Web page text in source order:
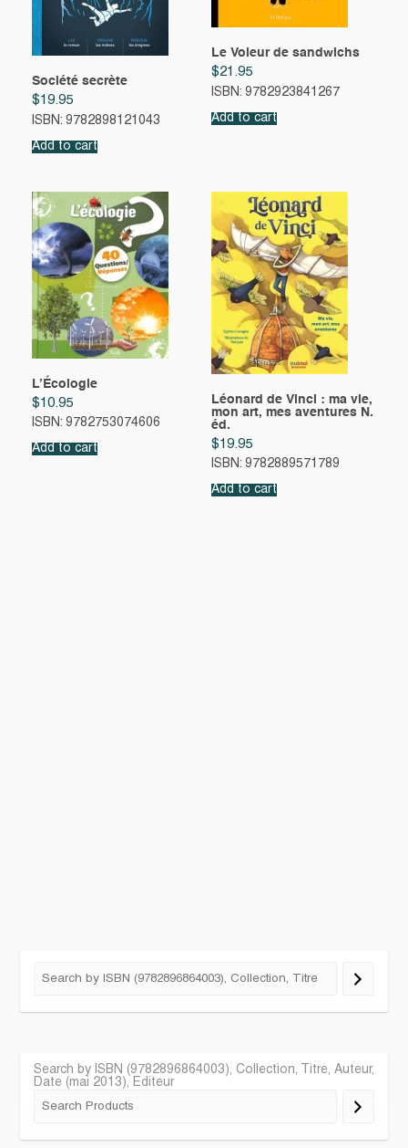
Société secrète
$19.95
ISBN: 9782898121043
Add to cart
Le Voleur de sandwichs
$21.95
ISBN: 9782923841267
Add to cart
L’Écologie
$10.95
ISBN: 9782753074606
Add to cart
Léonard de Vinci : ma vie,
mon art, mes aventures N.
éd.
$19.95
ISBN: 9782889571789
Add to cart
Search by ISBN (9782896864003), Collection, Titre, Auteur,
Date (mai 2013), Editeur